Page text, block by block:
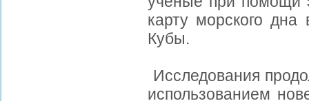
карту морского дна
Кубы.
Исследования
использованием